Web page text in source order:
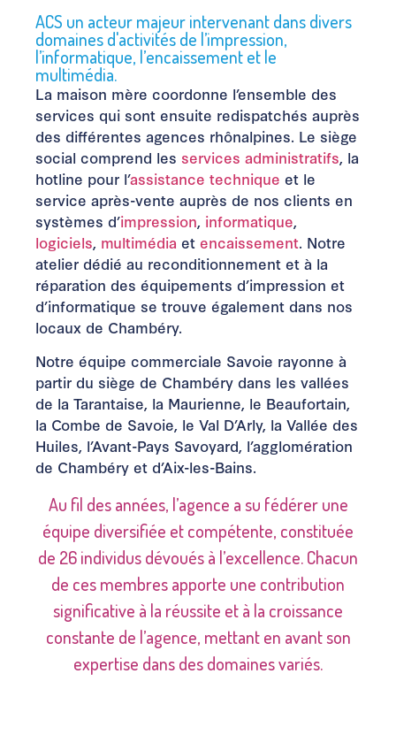
ACS un acteur majeur intervenant dans divers
domaines d'activités de l’impression,
l’informatique, l’encaissement et le
multimédia.
La maison mère coordonne l’ensemble des
services qui sont ensuite redispatchés auprès
des différentes agences rhônalpines. Le siège
social comprend les services administratifs, la
hotline pour l’assistance technique et le
service après-vente auprès de nos clients en
systèmes d’impression, informatique,
logiciels, multimédia et encaissement. Notre
atelier dédié au reconditionnement et à la
réparation des équipements d’impression et
d’informatique se trouve également dans nos
locaux de Chambéry.
Notre équipe commerciale Savoie rayonne à
partir du siège de Chambéry dans les vallées
de la Tarantaise, la Maurienne, le Beaufortain,
la Combe de Savoie, le Val D’Arly, la Vallée des
Huiles, l’Avant-Pays Savoyard, l’agglomération
de Chambéry et d’Aix-les-Bains.
Au fil des années, l’agence a su fédérer une
équipe diversifiée et compétente, constituée
de 26 individus dévoués à l’excellence. Chacun
de ces membres apporte une contribution
significative à la réussite et à la croissance
constante de l’agence, mettant en avant son
expertise dans des domaines variés.